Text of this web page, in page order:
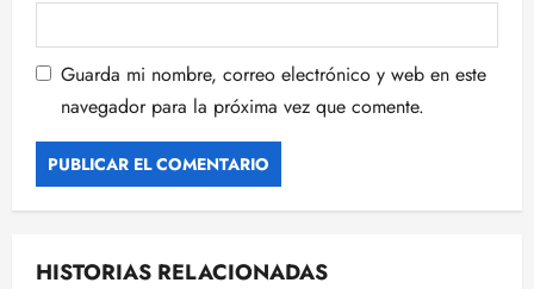
Guarda mi nombre, correo electrónico y web en este
navegador para la próxima vez que comente.
HISTORIAS RELACIONADAS